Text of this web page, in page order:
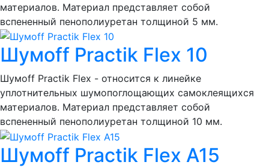
материалов. Материал представляет собой
вспененный пенополиуретан толщиной 5 мм.
Шумoff Practik Flex 10
Шумоff Practik Flex - относится к линейке
уплотнительных шумопоглощающих самоклеящихся
материалов. Материал представляет собой
вспененный пенополиуретан толщиной 10 мм.
Шумoff Practik Flex A15